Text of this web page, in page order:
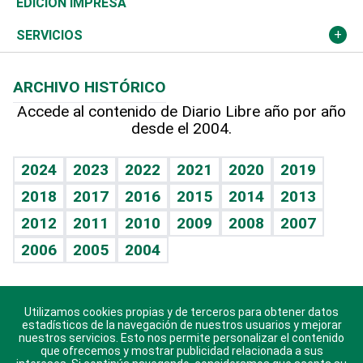
Resto del mundo
Economía personal
Podcast Arte Libre
Hablando con el pediatra
Vida y familia
Eñe
Celebrando la vida
Sin complejos
En pocas palabras
Escuchando al corazón
Economía Personal
Más deportes
Línea de hit
TBT Deportivo
Columnistas
Cambio climático
Opinión
Hecho en casa
Guía del dinero
SERVICIOS
Cumpleaños
Horóscopos
Crucigramas
ARCHIVO HISTÓRICO
Accede al contenido de Diario Libre año por año
desde el 2004.
2024 2023 2022 2021 2020
2019
2018
2017 2016 2015 2014
2013
2012
2011 2010 2009 2008
2007
2006
2005 2004
Descarga nuestras aplicaciones para Android, iOS y
sistema Huawei.
Utilizamos cookies propias y de terceros para obtener datos
estadísticos de la navegación de nuestros usuarios y mejorar
nuestros servicios. Esto nos permite personalizar el contenido
que ofrecemos y mostrar publicidad relacionada a sus